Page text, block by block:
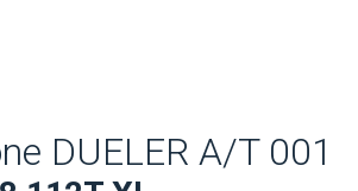
DUELER A/T 001